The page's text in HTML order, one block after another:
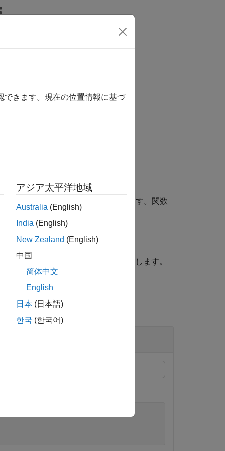
含むタイルのインデックスを返します。関数
ルを含むタイルのインデックスを返します。
できます。現在の位置情報に基づ
アジア太平洋地域
Australia (English)
India (English)
New Zealand (English)
中国
简体中文
English
日本 (日本語)
한국 (한국어)